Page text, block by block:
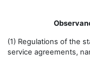
(1) Regulations of the
service agreements,